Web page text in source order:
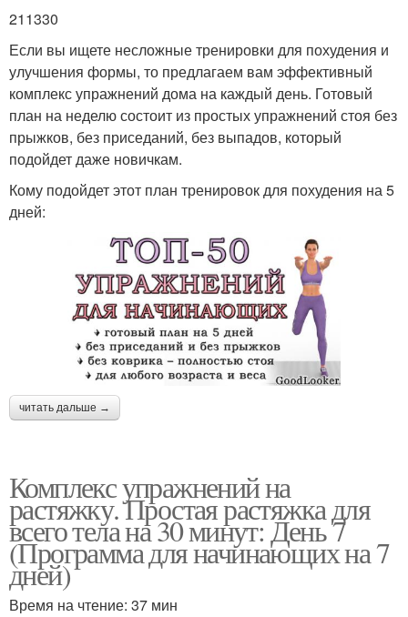
211330
Если вы ищете несложные тренировки для похудения и
улучшения формы, то предлагаем вам эффективный
комплекс упражнений дома на каждый день. Готовый
план на неделю состоит из простых упражнений стоя без
прыжков, без приседаний, без выпадов, который
подойдет даже новичкам.
Кому подойдет этот план тренировок для похудения на 5
дней:
читать дальше →
Комплекс упражнений на
растяжку. Простая растяжка для
всего тела на 30 минут: День 7
(Программа для начинающих на 7
дней)
Время на чтение: 37 мин